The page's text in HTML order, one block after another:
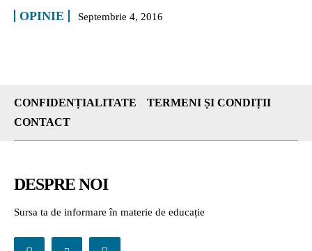
OPINIE Septembrie 4, 2016
CONFIDENȚIALITATE
TERMENI ȘI CONDIȚII
CONTACT
DESPRE NOI
Sursa ta de informare în materie de educație